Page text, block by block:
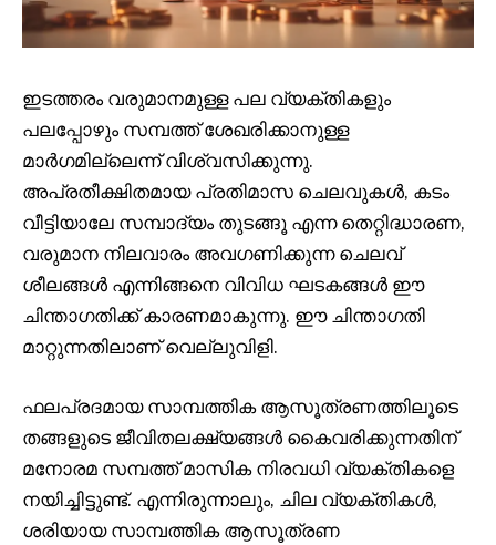
ഇടത്തരം വരുമാനമുള്ള പല വ്യക്തികളും
പലപ്പോഴും സമ്പത്ത് ശേഖരിക്കാനുള്ള
മാർഗമില്ലെന്ന് വിശ്വസിക്കുന്നു.
അപ്രതീക്ഷിതമായ പ്രതിമാസ ചെലവുകൾ, കടം
വീട്ടിയാലേ സമ്പാദ്യം തുടങ്ങൂ എന്ന തെറ്റിദ്ധാരണ,
വരുമാന നിലവാരം അവഗണിക്കുന്ന ചെലവ്
ശീലങ്ങൾ എന്നിങ്ങനെ വിവിധ ഘടകങ്ങൾ ഈ
ചിന്താഗതിക്ക് കാരണമാകുന്നു. ഈ ചിന്താഗതി
മാറ്റുന്നതിലാണ് വെല്ലുവിളി.
ഫലപ്രദമായ സാമ്പത്തിക ആസൂത്രണത്തിലൂടെ
തങ്ങളുടെ ജീവിതലക്ഷ്യങ്ങൾ കൈവരിക്കുന്നതിന്
മനോരമ സമ്പത്ത് മാസിക നിരവധി വ്യക്തികളെ
നയിച്ചിട്ടുണ്ട്. എന്നിരുന്നാലും, ചില വ്യക്തികൾ,
ശരിയായ സാമ്പത്തിക ആസൂത്രണ